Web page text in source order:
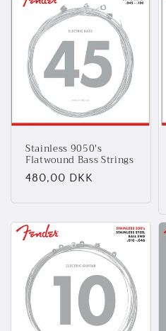
Stainless 9050's
Flatwound Bass Strings
Normalpris
480,00 DKK